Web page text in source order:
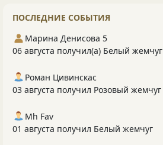
ПОСЛЕДНИЕ СОБЫТИЯ
Марина Денисова 5
06 августа получил(а) Белый жемчуг
Роман Цивинскас
03 августа получил Розовый жемчуг
Mh Fav
01 августа получил Белый жемчуг